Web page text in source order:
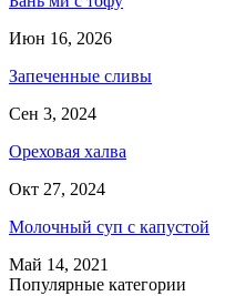
Июн 16, 2026
Запеченные сливы
Сен 3, 2024
Ореховая халва
Окт 27, 2024
Молочный суп с капустой
Май 14, 2021
Популярные категории